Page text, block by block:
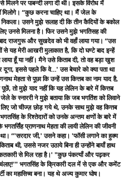
मिलने पर पाबन्दी लगा दी थी। इसके विरोध में
मिलोगे। “कुछ करना चाहिए था। मैं जेल के
उसने मुझे सलाह दी कि तीन कैदियों के बकोल
उनसे मिलना है। फिर उसने मुझे भगतिसह की
राजगुरू और सुखदेव को भी वहाँ लाया गया। “उस
से यह मेरी आखरी मुलाकात है, कि दो घण्टे बाद इन्हें
हूँ या नहीं। मैने उसे किताब दी, तो वह बड़ा खुश
इससे पहले कि वे…' उस बेचारे को क्या पता था
मेहता से पूछा कि उन्हें उस कित्तब का नाम याद है,
तो मुझे याद नहीं कि यह लेलिन के बारे में कित्तब
के स्नाररी ने मुझे बताया कि जब भगतिंश को लिवाने
जो चीज्ज़ छोड़ गये थे, उनके साथ मुझे वह कित्तब
के रिश्तेदारों को उनके अन्तम क्षणों के बारे में
प्राणनाथ मेहता की लायी लेलिन की जीवनी
“'सरदार जी,' उसने कहा। 'फॉसी लगाने का हुक्म
थी, उससे नजर उठाये बिना ही उन्होंने बायाँ हाथ
से मिल रहा है।' "कुछ पंकत्याँ और पढ़कर
भगतसिंह के क्रिकारी दल में से एक और कमेंट
का महासिच्व बना। यह थे अज्य कुमार घोष।